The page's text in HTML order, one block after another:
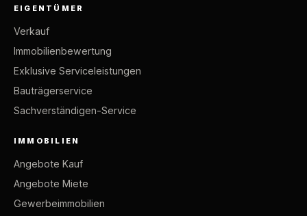
EIGENTÜMER
Verkauf
Immobilienbewertung
Exklusive Serviceleistungen
Bauträgerservice
Sachverständigen-Service
IMMOBILIEN
Angebote Kauf
Angebote Miete
Gewerbeimmobilien